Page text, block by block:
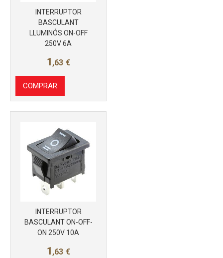
INTERRUPTOR
BASCULANT
LLUMINÓS ON-OFF
250V 6A
1 ,63 €
COMPRAR
INTERRUPTOR
BASCULANT ON-OFF-
ON 250V 10A
1 ,63 €
Más info